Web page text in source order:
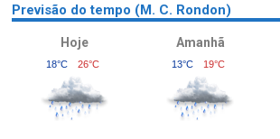
Previsão do tempo (M. C. Rondon)
Hoje
18°C 26°C
Amanhã
13°C 19°C